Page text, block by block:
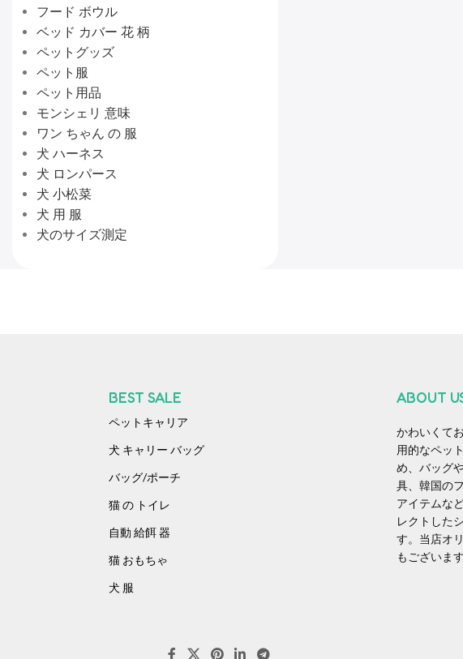
フード ボウル
ベッド カバー 花 柄
ペットグッズ
ペット服
ペット用品
モンシェリ 意味
ワン ちゃん の 服
犬 ハーネス
犬 ロンパース
犬 小松菜
犬 用 服
犬のサイズ測定
BEST SALE
ペットキャリア
犬 キャリー バッグ​
バッグ/ポーチ
猫 の トイレ
自動 給餌 器
猫 おもちゃ​
犬 服​
ABOUT
かわいくて
用的なペッ
め、バッグ
具、韓国の
アイテムな
レクトした
す。当店オ
もございます